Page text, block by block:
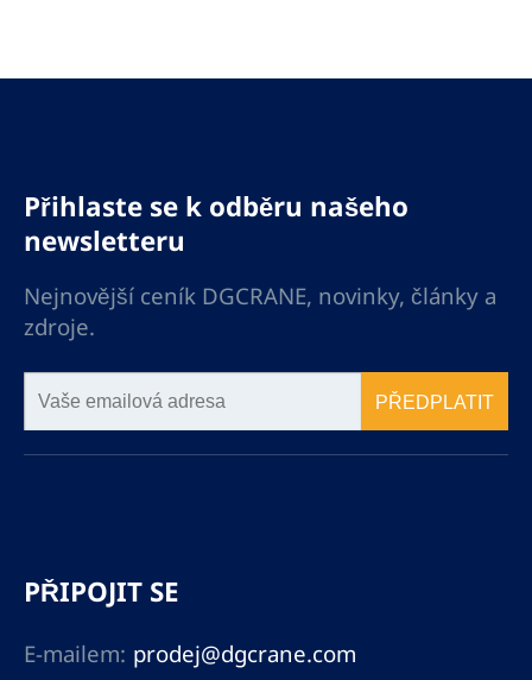
Přihlaste se k odběru našeho
newsletteru
Nejnovější ceník DGCRANE, novinky, články a
zdroje.
PŘEDPLATIT
PŘIPOJIT SE
E-mailem: prodej@dgcrane.com